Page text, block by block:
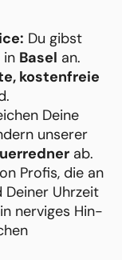
Du gibst
in Basel an.
kostenfreie
Deine
unserer
ab.
Profis, die an
Deiner Uhrzeit
nerviges Hin-